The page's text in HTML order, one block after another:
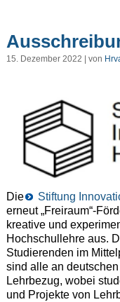
15. Dezember 2022 | von
Die Stiftung
erneut „Freiraum“-
kreative und
Hochschullehre aus.
Studierenden im
sind alle an
Lehrbezug, wobei
und Projekte von